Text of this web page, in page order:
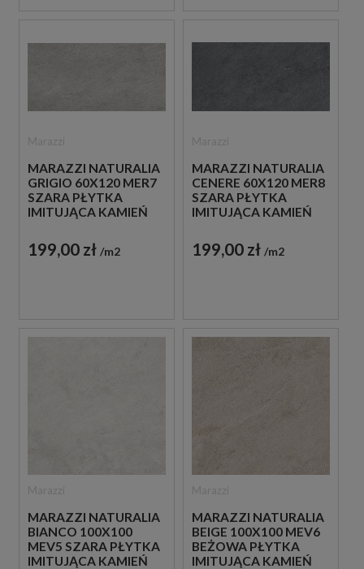
MARAZZI NATURALIA
GRIGIO 60X120 MER7
SZARA PŁYTKA
IMITUJĄCA KAMIEŃ
199,00 zł m2
MARAZZI NATURALIA
CENERE 60X120 MER8
SZARA PŁYTKA
IMITUJĄCA KAMIEŃ
199,00 zł m2
MARAZZI NATURALIA
BIANCO 100X100
MEV5 SZARA PŁYTKA
IMITUJĄCA KAMIEŃ
MARAZZI NATURALIA
BEIGE 100X100 MEV6
BEŻOWA PŁYTKA
IMITUJĄCA KAMIEŃ